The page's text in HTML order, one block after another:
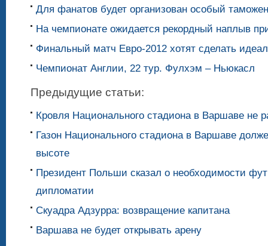
Для фанатов будет организован особый
На чемпионате ожидается рекордный наплыв
Финальный матч Евро-2012 хотят сделать
Чемпионат Англии, 22 тур. Фулхэм – Ньюкасл
Предыдущие статьи:
Кровля Национального стадиона в Варшаве не
Газон Национального стадиона в Варшаве
высоте
Президент Польши сказал о необходимости
дипломатии
Скуадра Адзурра: возвращение капитана
Варшава не будет открывать арену